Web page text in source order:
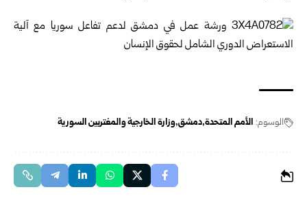
الوسوم: الأمم المتحدة دمشق وزارة الخارجية والمغتربين السور ية